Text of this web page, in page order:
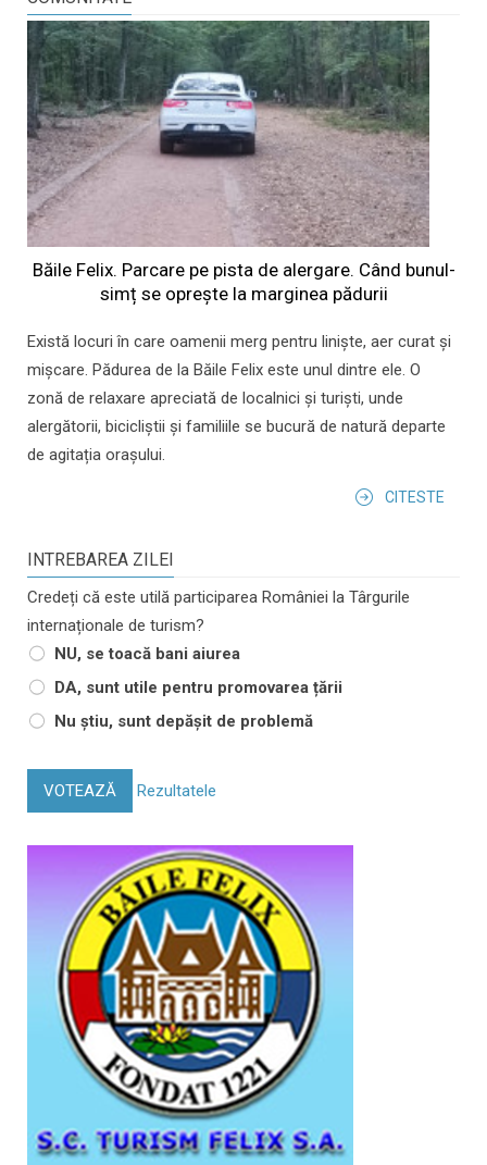
Băile Felix. Parcare pe pista de alergare. Când bunul-
simț se oprește la marginea pădurii
Există locuri în care oamenii merg pentru liniște, aer curat și
mișcare. Pădurea de la Băile Felix este unul dintre ele. O
zonă de relaxare apreciată de localnici și turiști, unde
alergătorii, bicicliștii și familiile se bucură de natură departe
de agitația orașului.
CITESTE
INTREBAREA ZILEI
Credeți că este utilă participarea României la Târgurile
internaționale de turism?
NU, se toacă bani aiurea
DA, sunt utile pentru promovarea țării
Nu știu, sunt depășit de problemă
VOTEAZĂ Rezultatele